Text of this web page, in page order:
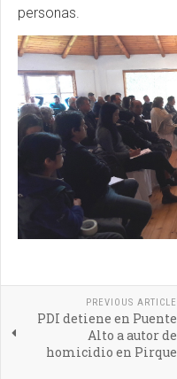
personas.
PREVIOUS ARTICLE
PDI detiene en Puente
Alto a autor de
homicidio en Pirque